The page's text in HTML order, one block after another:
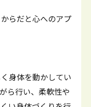
らだと心へのアプ
身体を動かしてい
ら行い、柔軟性や